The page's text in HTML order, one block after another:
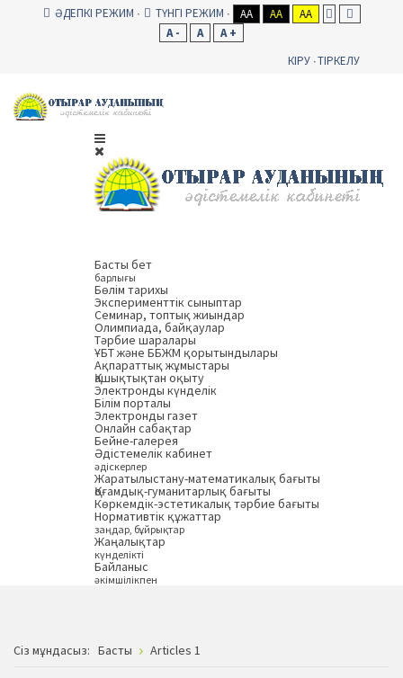
ӘДЕПКІ РЕЖИМ ТҮНГІ РЕЖИМ AA AA
AA
A -
A
A +
КІРУ ТІРКЕЛУ
Басты бет
барлығы
Бөлім тарихы
Эксперименттік сыныптар
Семинар, топтық жиындар
Олимпиада, байқаулар
Тәрбие шаралары
ҰБТ және ББЖМ қорытындылары
Ақпараттық жұмыстары
Қашықтықтан оқыту
Электронды күнделік
Білім порталы
Электронды газет
Онлайн сабақтар
Бейне-галерея
Әдістемелік кабинет
әдіскерлер
Жаратылыстану-математикалық бағыты
Қоғамдық-гуманитарлық бағыты
Көркемдік-эстетикалық тәрбие бағыты
Нормативтік құжаттар
заңдар, бұйрықтар
Жаңалықтар
күнделікті
Байланыс
әкімшілікпен
Сiз мұндасыз: Басты Articles 1